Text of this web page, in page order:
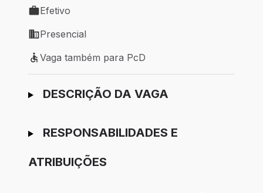
Tipo de vaga: Efetivo
Efetivo
Modelo de trabalho: Presencial
Presencial
Vaga também para PcD
Vaga também para PcD
Ir para candidatura
DESCRIÇÃO DA VAGA
RESPONSABILIDADES E
ATRIBUIÇÕES